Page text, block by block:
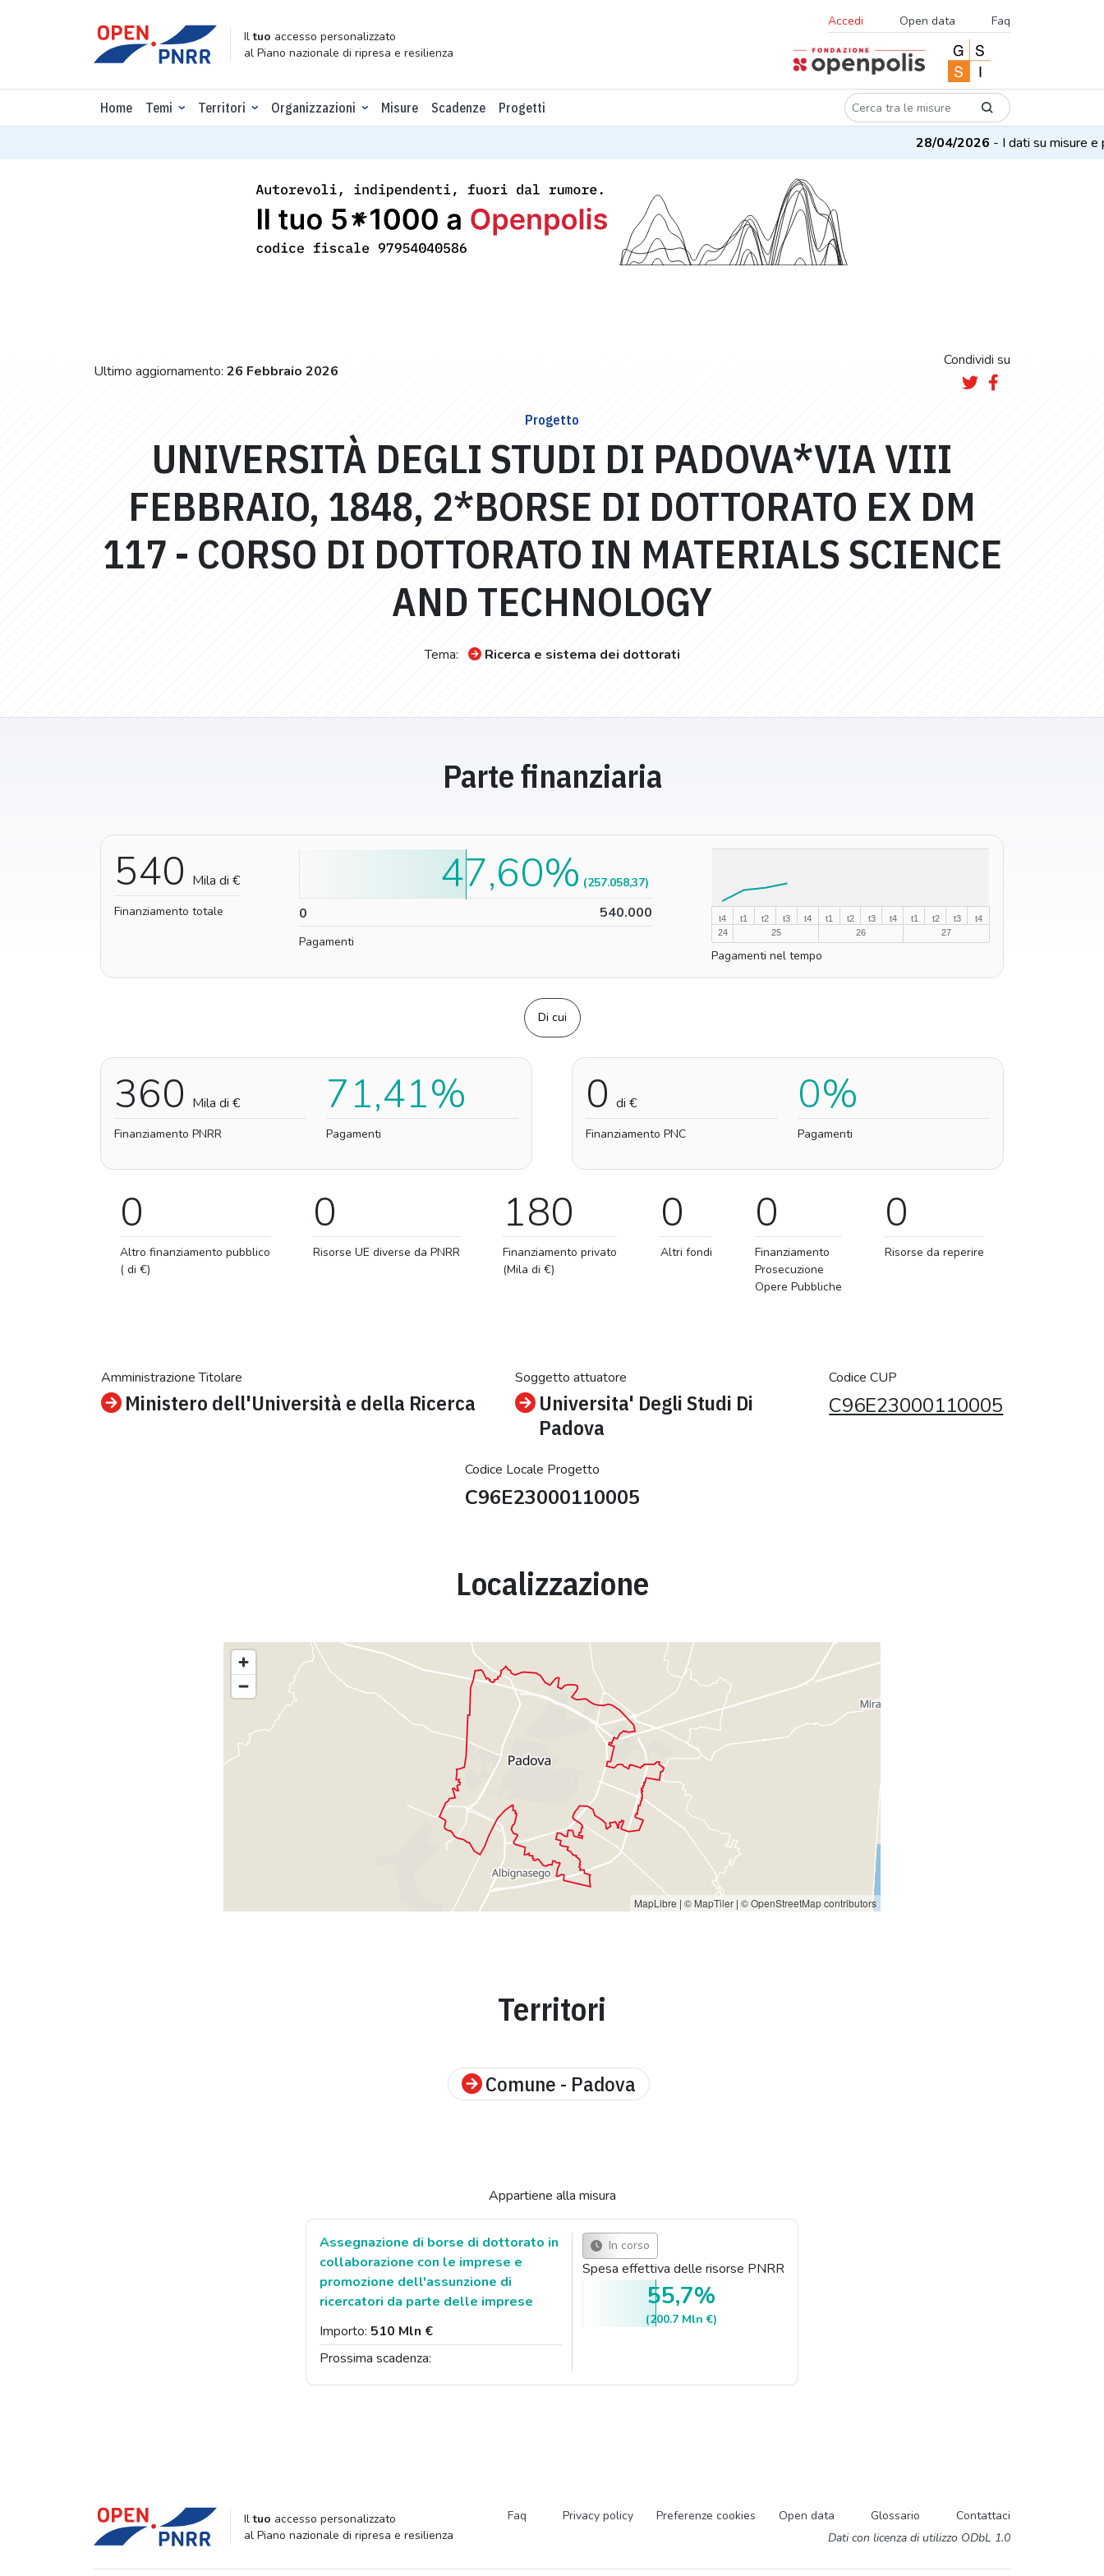
Iltuo accesso personalizzato
al Piano nazionale di ripresa e resilienza
Accedi Open data Faq
Home Temi Territori Organizzazioni Misure Scadenze Progetti
28/04/2026- I dati su misure e
Ultimo aggiornamento: 26 Febbraio 2026
Condividi su
Progetto
UNIVERSITÀ DEGLI STUDI DI PADOVA*VIA VIII
FEBBRAIO, 1848, 2*BORSE DI DOTTORATO EX DM
117 - CORSO DI DOTTORATO IN MATERIALS SCIENCE
AND TECHNOLOGY
Tema: Ricerca e sistema dei dottorati
Parte finanziaria
540 Mila di €
Finanziamento totale 0 540.000
47,60% (257.058,37)
Pagamenti
t4
24
t1
25
t2 t3 t4
t1
26
t2 t3 t4
t1
27
t2 t3 t4
Pagamenti nel tempo
Di cui
360 Mila di €
Finanziamento PNRR
71,41%
Pagamenti
0 di €
Finanziamento PNC
0%
Pagamenti
0
Altro finanziamento pubblico
( di €)
0
Risorse UE diverse da PNRR
180
Finanziamento privato
(Mila di €)
0
Altri fondi
0
Finanziamento
Prosecuzione
Opere Pubbliche
0
Risorse da reperire
Amministrazione Titolare
Ministero dell'Università e della Ricerca
Soggetto attuatore
Universita' Degli Studi Di
Padova
Codice CUP
C96E23000110005
Codice Locale Progetto
C96E23000110005
Localizzazione
MapLibre | © MapTiler | © OpenStreetMap contributors
Territori
Comune - Padova
Appartiene alla misura
Assegnazione di borse di dottorato in
collaborazione con le imprese e
promozione dell'assunzione di
ricercatori da parte delle imprese
Importo: 510 Mln €
Prossima scadenza:
In corso
Spesa effettiva delle risorse PNRR
55,7%
(200.7 Mln €)
Iltuo accesso personalizzato
al Piano nazionale di ripresa e resilienza
Faq Privacy policy Preferenze cookies Open data Glossario
Contattaci
Dati con licenza di utilizzo ODbL 1.0